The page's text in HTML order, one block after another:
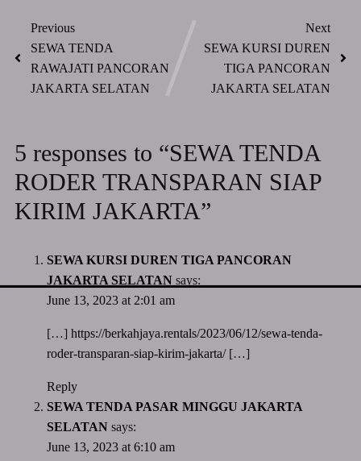
Previous
SEWA TENDA
RAWAJATI PANCORAN
JAKARTA SELATAN
Next
SEWA KURSI DUREN
TIGA PANCORAN
JAKARTA SELATAN
5 responses to “SEWA TENDA
RODER TRANSPARAN SIAP
KIRIM JAKARTA”
SEWA KURSI DUREN TIGA PANCORAN
JAKARTA SELATAN says:
June 13, 2023 at 2:01 am
[…] https://berkahjaya.rentals/2023/06/12/sewa-tenda-
roder-transparan-siap-kirim-jakarta/[…]
Reply
SEWA TENDA PASAR MINGGU JAKARTA
SELATAN says:
June 13, 2023 at 6:10 am